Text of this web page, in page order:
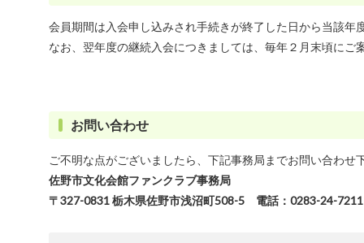
会員期間は入会申し込みされ手続きが終了した日から当該年
なお、翌年度の継続入会につきましては、毎年２月末頃にご
お問い合わせ
ご不明な点がございましたら、下記事務局までお問い合わせ
佐野市文化会館ファンクラブ事務局
〒327-0831 栃木県佐野市浅沼町508-5 電話：0283-24-7211